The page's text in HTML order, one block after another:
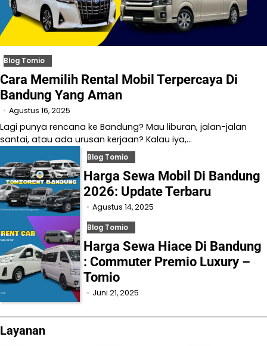
Blog Tomio
Cara Memilih Rental Mobil Terpercaya Di
Bandung Yang Aman
Agustus 16, 2025
Lagi punya rencana ke Bandung? Mau liburan, jalan-jalan
santai, atau ada urusan kerjaan? Kalau iya,…
Blog Tomio
Harga Sewa Mobil Di Bandung
2026: Update Terbaru
Agustus 14, 2025
Blog Tomio
Harga Sewa Hiace Di Bandung
: Commuter Premio Luxury –
Tomio
Juni 21, 2025
Layanan